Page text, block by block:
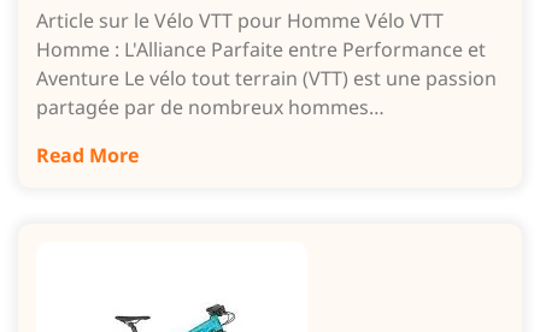
Article sur le Vélo VTT pour Homme Vélo VTT
Homme : L'Alliance Parfaite entre Performance et
Aventure Le vélo tout terrain (VTT) est une passion
partagée par de nombreux hommes…
Read More